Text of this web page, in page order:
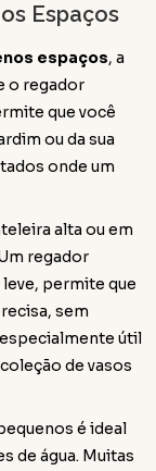
Espaços
espaços, a
o regador
que você
ou da sua
onde um
alta ou em
regador
permite que
sem
útil
de vasos
é ideal
de água. Muitas